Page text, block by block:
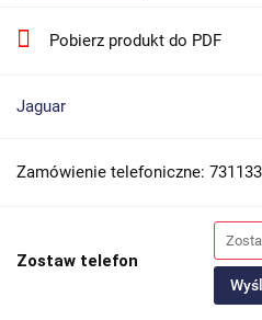
Pobierz produkt do PDF
Jaguar
Zamówienie telefoniczne:
Zostaw telefon